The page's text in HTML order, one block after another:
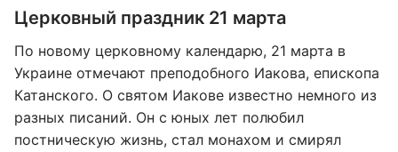
Церковный праздник 21 марта
По новому церковному календарю, 21 марта в
Украине отмечают преподобного Иакова, епископа
Катанского. О святом Иакове известно немного из
разных писаний. Он с юных лет полюбил
постническую жизнь, стал монахом и смирял